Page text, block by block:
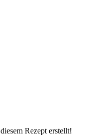
Rezept erstellt!